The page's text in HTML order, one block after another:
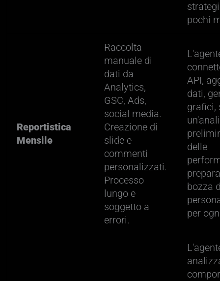
pochi
Reportistica
Mensile
Raccolta
manuale di
dati da
Analytics,
GSC, Ads,
social media.
Creazione di
slide e
commenti
personalizzati.
Processo
lungo e
soggetto a
errori.
API,
dati,
grafici,
delle
bozza
per